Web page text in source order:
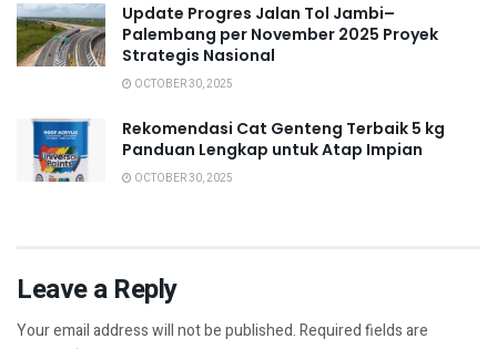
Update Progres Jalan Tol Jambi–
Palembang per November 2025 Proyek
Strategis Nasional
OCTOBER 30, 2025
Rekomendasi Cat Genteng Terbaik 5 kg
Panduan Lengkap untuk Atap Impian
OCTOBER 30, 2025
Leave a Reply
Your email address will not be published.Required fields are